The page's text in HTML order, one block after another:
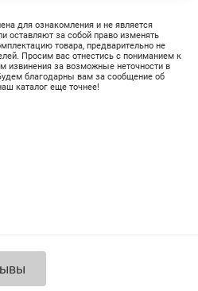
для ознакомления и не является
оставляют за собой право изменять
товара, предварительно не
Просим вас отнестись с пониманием к
извинения за возможные неточности в
благодарны вам за сообщение об
каталог еще точнее!